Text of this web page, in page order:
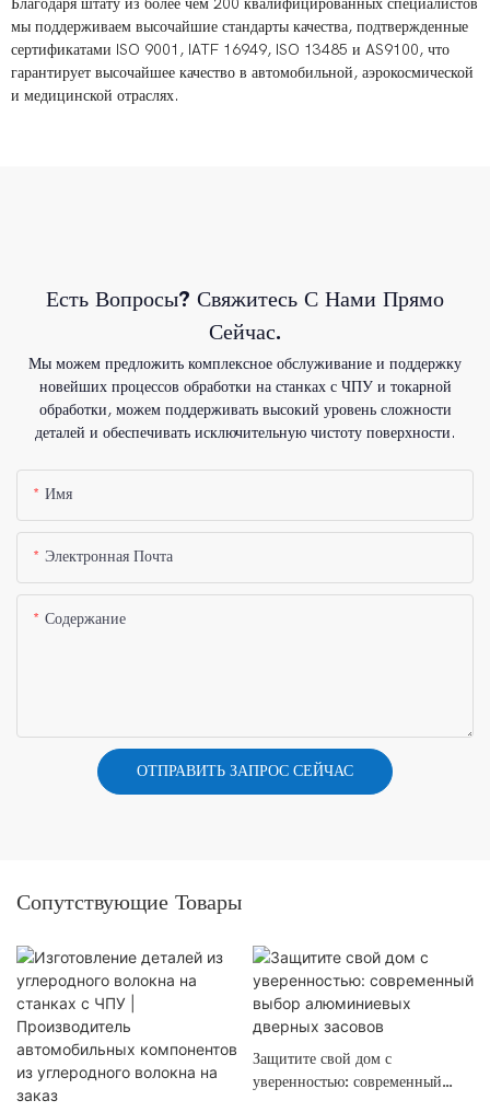
Благодаря штату из более чем 200 квалифицированных специалистов
мы поддерживаем высочайшие стандарты качества, подтвержденные
сертификатами ISO 9001, IATF 16949, ISO 13485 и AS9100, что
гарантирует высочайшее качество в автомобильной, аэрокосмической
и медицинской отраслях.
Есть Вопросы? Свяжитесь С Нами Прямо
Сейчас.
Мы можем предложить комплексное обслуживание и поддержку
новейших процессов обработки на станках с ЧПУ и токарной
обработки, можем поддерживать высокий уровень сложности
деталей и обеспечивать исключительную чистоту поверхности.
Имя
Электронная Почта
Содержание
ОТПРАВИТЬ ЗАПРОС СЕЙЧАС
Сопутствующие Товары
Защитите свой дом с
уверенностью: современный